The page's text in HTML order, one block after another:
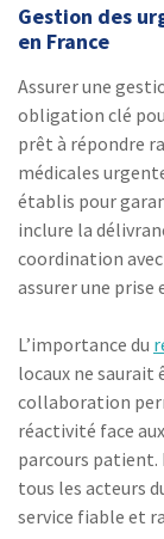
Gestion des
en France
Assurer une
obligation clé
prêt à répondre
médicales
établis pour
inclure la
coordination
assurer une
L’importance du
locaux ne saurait
collaboration
réactivité face
parcours patient.
tous les acteurs
service fiable et